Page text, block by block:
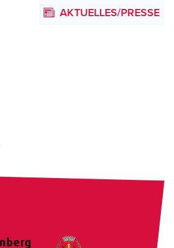
AKTUELLES/PRESSE